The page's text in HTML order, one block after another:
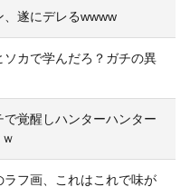
、遂にデレるwwww
ソカで学んだろ？ガチの異
で覚醒しハンターハンター
ラフ画、これはこれで味が